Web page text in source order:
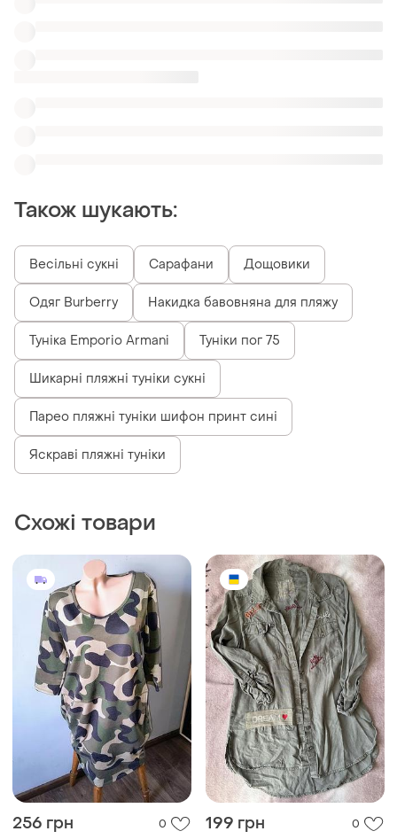
Також шукають:
Весільні сукні Сарафани Дощовики
Одяг Burberry Накидка бавовняна для пляжу
Туніка Emporio Armani Туніки пог 75
Шикарні пляжні туніки сукні
Парео пляжні туніки шифон принт сині
Яскраві пляжні туніки
Схожі товари
256 грн 0 199 грн 0